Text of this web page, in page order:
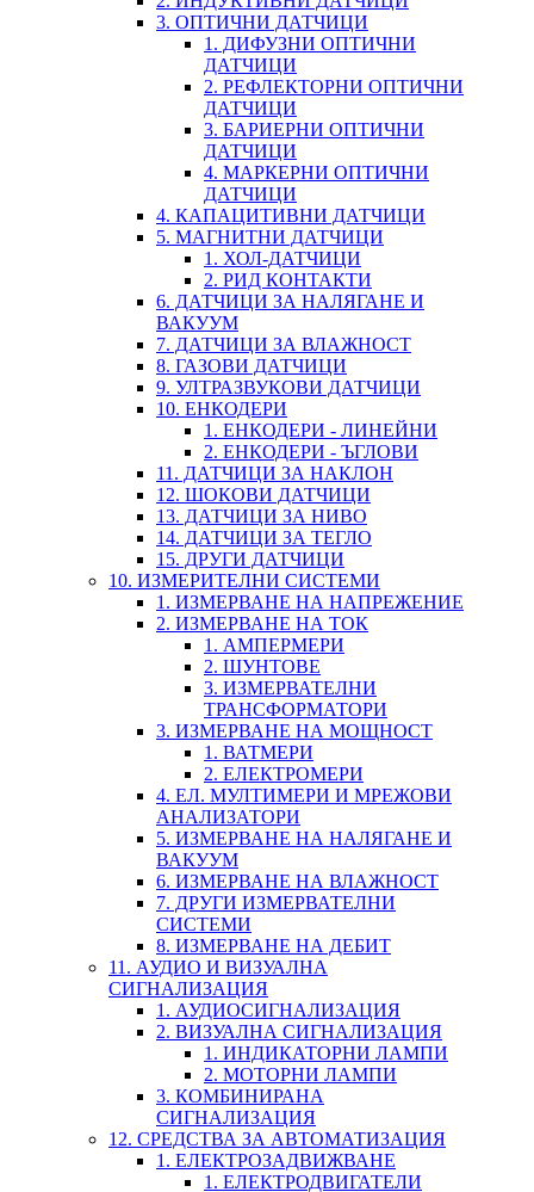
3. ОПТИЧНИ ДАТЧИЦИ
1. ДИФУЗНИ ОПТИЧНИ
ДАТЧИЦИ
2. РЕФЛЕКТОРНИ ОПТИЧНИ
ДАТЧИЦИ
3. БАРИЕРНИ ОПТИЧНИ
ДАТЧИЦИ
4. МАРКЕРНИ ОПТИЧНИ
ДАТЧИЦИ
4. КАПАЦИТИВНИ ДАТЧИЦИ
5. МАГНИТНИ ДАТЧИЦИ
1. ХОЛ-ДАТЧИЦИ
2. РИД КОНТАКТИ
6. ДАТЧИЦИ ЗА НАЛЯГАНЕ И
ВАКУУМ
7. ДАТЧИЦИ ЗА ВЛАЖНОСТ
8. ГАЗОВИ ДАТЧИЦИ
9. УЛТРАЗВУКОВИ ДАТЧИЦИ
10. ЕНКОДЕРИ
1. ЕНКОДЕРИ - ЛИНЕЙНИ
2. ЕНКОДЕРИ - ЪГЛОВИ
11. ДАТЧИЦИ ЗА НАКЛОН
12. ШОКОВИ ДАТЧИЦИ
13. ДАТЧИЦИ ЗА НИВО
14. ДАТЧИЦИ ЗА ТЕГЛО
15. ДРУГИ ДАТЧИЦИ
10. ИЗМЕРИТЕЛНИ СИСТЕМИ
1. ИЗМЕРВАНЕ НА НАПРЕЖЕНИЕ
2. ИЗМЕРВАНЕ НА ТОК
1. АМПЕРМЕРИ
2. ШУНТОВЕ
3. ИЗМЕРВАТЕЛНИ
ТРАНСФОРМАТОРИ
3. ИЗМЕРВАНЕ НА МОЩНОСТ
1. ВАТМЕРИ
2. ЕЛЕКТРОМЕРИ
4. ЕЛ. МУЛТИМЕРИ И МРЕЖОВИ
АНАЛИЗАТОРИ
5. ИЗМЕРВАНЕ НА НАЛЯГАНЕ И
ВАКУУМ
6. ИЗМЕРВАНЕ НА ВЛАЖНОСТ
7. ДРУГИ ИЗМЕРВАТЕЛНИ
СИСТЕМИ
8. ИЗМЕРВАНЕ НА ДЕБИТ
11. АУДИО И ВИЗУАЛНА
СИГНАЛИЗАЦИЯ
1. АУДИОСИГНАЛИЗАЦИЯ
2. ВИЗУАЛНА СИГНАЛИЗАЦИЯ
1. ИНДИКАТОРНИ ЛАМПИ
2. МОТОРНИ ЛАМПИ
3. КОМБИНИРАНА
СИГНАЛИЗАЦИЯ
12. СРЕДСТВА ЗА АВТОМАТИЗАЦИЯ
1. ЕЛЕКТРОЗАДВИЖВАНЕ
1. ЕЛЕКТРОДВИГАТЕЛИ